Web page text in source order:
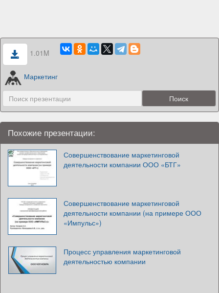
1.01M
Маркетинг
Похожие презентации:
Совершенствование маркетинговой
деятельности компании ООО «БТГ»
Совершенствование маркетинговой
деятельности компании (на примере ООО
«Импульс»)
Процесс управления маркетинговой
деятельностью компании